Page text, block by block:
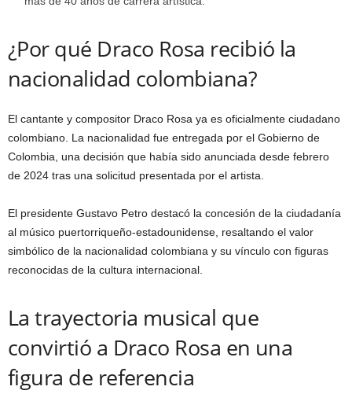
¿Por qué Draco Rosa recibió la
nacionalidad colombiana?
El cantante y compositor Draco Rosa ya es oficialmente ciudadano
colombiano. La nacionalidad fue entregada por el Gobierno de
Colombia, una decisión que había sido anunciada desde febrero
de 2024 tras una solicitud presentada por el artista.
El presidente Gustavo Petro destacó la concesión de la ciudadanía
al músico puertorriqueño-estadounidense, resaltando el valor
simbólico de la nacionalidad colombiana y su vínculo con figuras
reconocidas de la cultura internacional.
La trayectoria musical que
convirtió a Draco Rosa en una
figura de referencia